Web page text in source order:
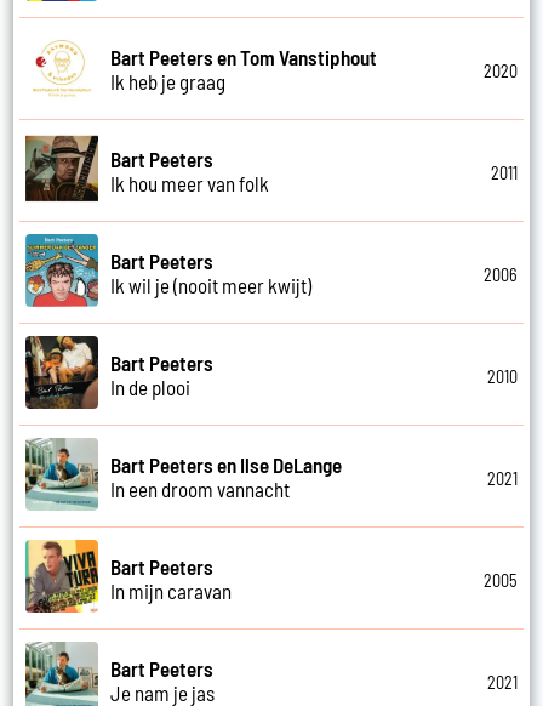
Bart Peeters en Tom Vanstiphout
Ik heb je graag
2020
Bart Peeters
Ik hou meer van folk
2011
Bart Peeters
Ik wil je (nooit meer kwijt)
2006
Bart Peeters
In de plooi
2010
Bart Peeters en Ilse DeLange
In een droom vannacht
2021
Bart Peeters
In mijn caravan
2005
Bart Peeters
Je nam je jas
2021